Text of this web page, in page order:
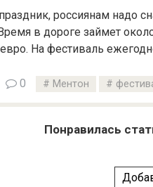
россиянам надо
в дороге займет
На фестиваль
0 Ментон
Понравилась